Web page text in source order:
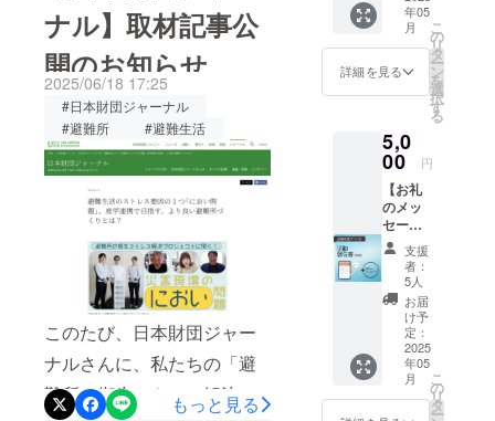
に活躍していました！地域
の皆さんが利用される（そ
して、災害時には避難場所
やボランティアセンターに
なる）広川町保健・福祉セ
ンター内の休憩所の入り口
にすっぽりと収まっていま
す。気づいた利用者の方へ
職員さんが機能やプロジェ
クトの経緯を説明され、畳
敷の休憩室を利用されると
きに靴を収納いただいてい
るとのこと。「さりげない
使い勝手で、災害時のニオ
ご支援をいただきありがと
うございました。本クラウ
ドファンディングを通じ
て、41名の方から総額
308,500円のご支援を賜りま
した。心より感謝申し上げ
ます。これまでの4年半にわ
たるプロジェクトの経緯
と、今回のクラウドファン
ディングで実現した寄贈の
様子を活動報告書としてま
とめました。ぜひご一読い
ただき、今後に向けた忌憚
ナル】取材記事公
開のお知らせ
2025/06/18 17:25
#日本財団ジャーナル
#避難所
#避難生活
このたび、日本財団ジャー
ナルさんに、私たちの「避
難所の衛生ストレス解決プ
もっと見る
に焦点を当
て、デザイ
ンと技術の
力で、避難
すくなるよ
うなプロダ
クトの開発
に挑戦して
います。
お礼の
メッ
セージ
と今回
のプロ
ジェク
動報告
書を作
成し、
PDFに
したも
のを
メール
でお届
けしま
す。
※5,000
円、
10,000
円のも
のと同
じ内容
年05
月
詳細を見る
こ
の
リ
タ
ー
ン
を
選
択
す
る
5,0
00 円
【お礼
のメッ
セー
ジ・活
動報告
プラン
B】 感
謝の気
持ちを
込めた
お礼の
メッ
セージ
支援
者：
5人
お届
け予
定：
2025
年05
月
こ
の
リ
タ
ー